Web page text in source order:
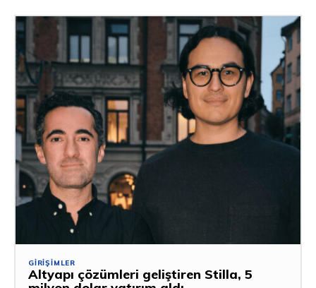
GIRIŞIMLER
Altyapı çözümleri geliştiren Stilla, 5